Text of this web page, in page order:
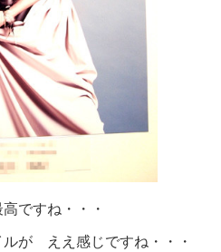
ですね・・・
が ええ感じですね・・・